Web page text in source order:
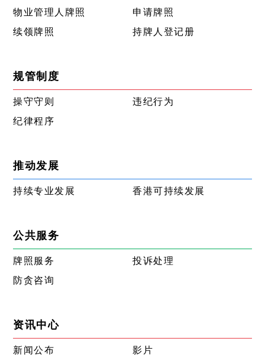
物业管理人牌照
申请牌照
续领牌照
持牌人登记册
规管制度
操守守则
违纪行为
纪律程序
推动发展
持续专业发展 香港可持续发展
公共服务
牌照服务
投诉处理
防贪咨询
资讯中心
新闻公布
影片